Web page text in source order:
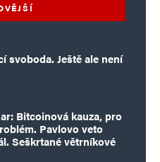
a webovou stránku pro budoucí
svoboda. Ještě ale není
Bitcoinová kauza, pro
Pavlovo veto
Seškrtané větrníkové